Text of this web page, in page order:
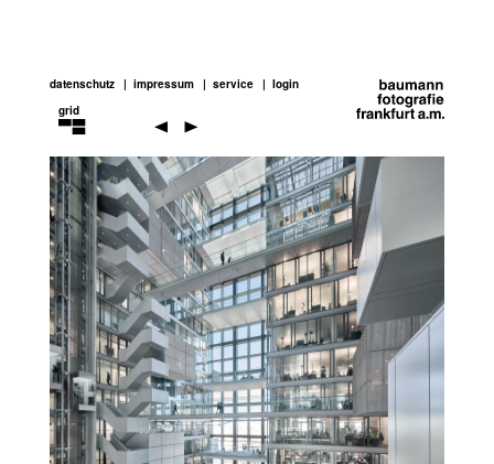
datenschutz impressum service
login
grid
architecture